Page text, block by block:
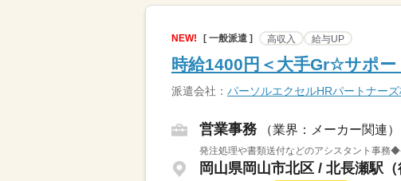
NEW! [ 一般派遣 ] 高収入 給与UP
時給1400円＜大手Gr☆サポ
派遣会社： パーソルエクセルHRパートナー
営業事務 （業界：メーカー関連）
発注処理や書類送付などのアシスタント事
岡山県岡山市北区 / 北長瀬駅（